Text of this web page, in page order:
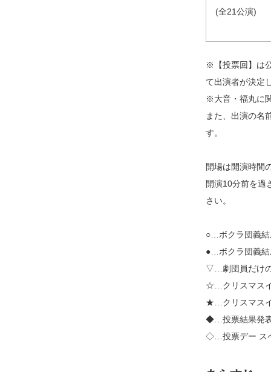
(全21公演)
※【投票回】は
て出演者が決定
※大音・福丸に
また、出演の名
す。
開場は開演時間
開演10分前を過
さい。
○…ボクラ団義結
●…ボクラ団義結
▽…劇団員だけの
☆…クリスマス
★…クリスマス
◆…投票結果発
◇…投票デー ス